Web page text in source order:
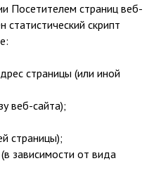
Посетителем страниц веб-
статистический скрипт
страницы (или иной
веб-сайта);
страницы);
зависимости от вида